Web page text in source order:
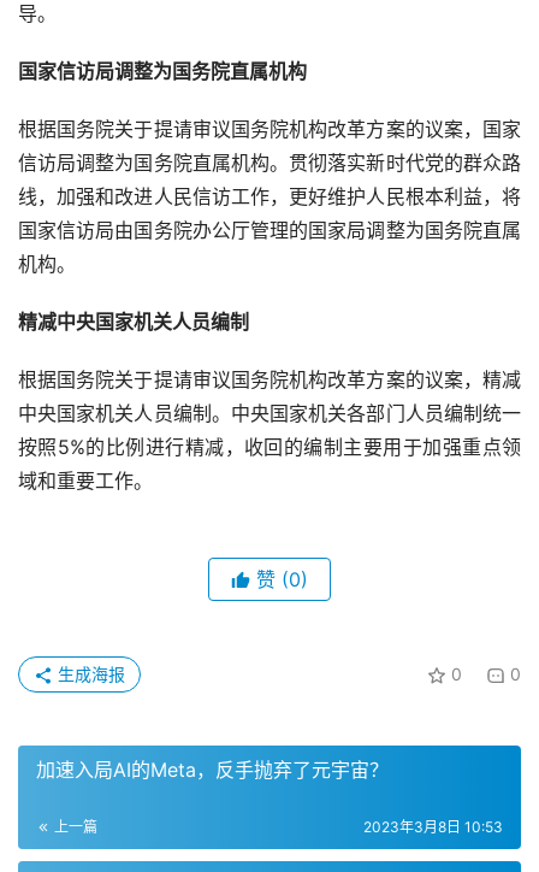
导。
国家信访局调整为国务院直属机构
根据国务院关于提请审议国务院机构改革方案的议案，国家
信访局调整为国务院直属机构。贯彻落实新时代党的群众路
线，加强和改进人民信访工作，更好维护人民根本利益，将
国家信访局由国务院办公厅管理的国家局调整为国务院直属
机构。
精减中央国家机关人员编制
根据国务院关于提请审议国务院机构改革方案的议案，精减
中央国家机关人员编制。中央国家机关各部门人员编制统一
按照5%的比例进行精减，收回的编制主要用于加强重点领
域和重要工作。
赞 (0)
0 0
生成海报
加速入局AI的Meta，反手抛弃了元宇宙？
上一篇 2023年3月8日 10:53